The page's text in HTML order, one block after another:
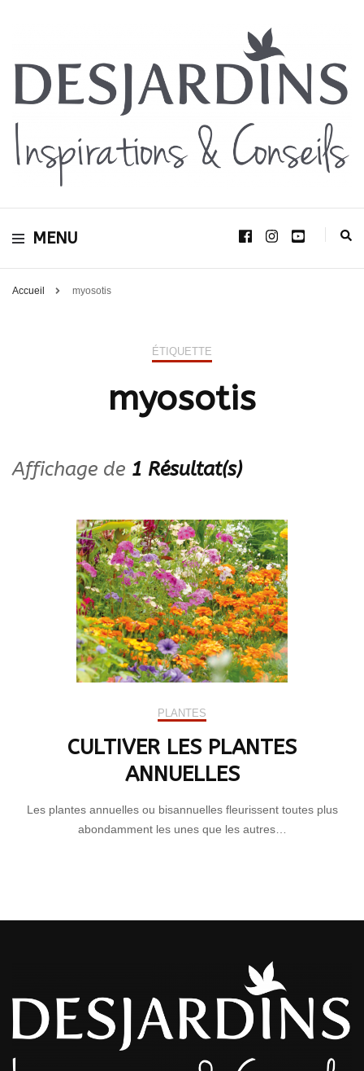
Desjardins
Inspirations &
Avec le blog Desjardins, nous avons pour volonté de partager et de transmettre
d’aménagement d’intérieur et d’extérieur.
MENU
Accueil myosotis
ÉTIQUETTE
myosotis
Affichage de 1 Résultat(s)
PLANTES
CULTIVER LES PLANTES
ANNUELLES
Les plantes annuelles ou bisannuelles fleurissent toutes plus
abondamment les unes que les autres…